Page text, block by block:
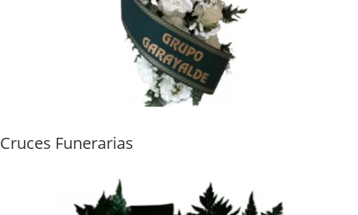
Cruces Funerarias